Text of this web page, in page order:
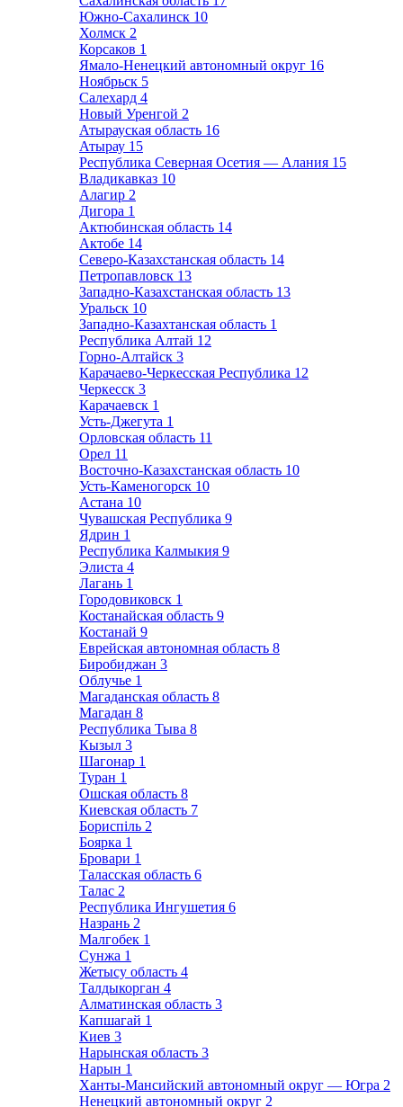
Южно-Сахалинск 10
Холмск 2
Корсаков 1
Ямало-Ненецкий автономный округ 16
Ноябрьск 5
Салехард 4
Новый Уренгой 2
Атырауская область 16
Атырау 15
Республика Северная Осетия — Алания 15
Владикавказ 10
Алагир 2
Дигора 1
Актюбинская область 14
Актобе 14
Северо-Казахстанская область 14
Петропавловск 13
Западно-Казахстанская область 13
Уральск 10
Западно-Казахтанская область 1
Республика Алтай 12
Горно-Алтайск 3
Карачаево-Черкесская Республика 12
Черкесск 3
Карачаевск 1
Усть-Джегута 1
Орловская область 11
Орел 11
Восточно-Казахстанская область 10
Усть-Каменогорск 10
Астана 10
Чувашская Республика 9
Ядрин 1
Республика Калмыкия 9
Элиста 4
Лагань 1
Городовиковск 1
Костанайская область 9
Костанай 9
Еврейская автономная область 8
Биробиджан 3
Облучье 1
Магаданская область 8
Магадан 8
Республика Тыва 8
Кызыл 3
Шагонар 1
Туран 1
Ошская область 8
Киевская область 7
Бориспіль 2
Боярка 1
Бровари 1
Таласская область 6
Талас 2
Республика Ингушетия 6
Назрань 2
Малгобек 1
Сунжа 1
Жетысу область 4
Талдыкорган 4
Алматинская область 3
Капшагай 1
Киев 3
Нарынская область 3
Нарын 1
Ханты-Мансийский автономный округ — Югра 2
Ненецкий автономный округ 2